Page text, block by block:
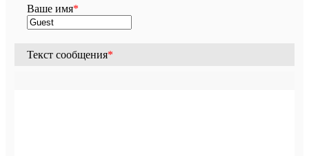
Ваше имя*
Текст сообщения*